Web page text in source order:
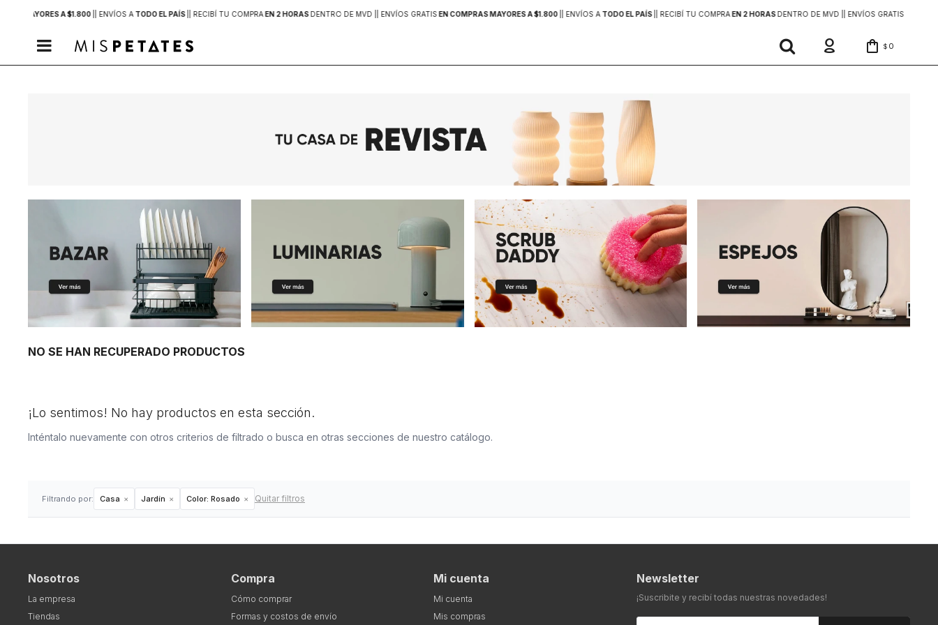
MAYORES A $1.800 | ENVÍOS A TODO EL PAÍS | RECIBÍ TU COMPRAEN 2 HORASDENTRO DE MVD | | ENVÍOS GRATISEN COMPRAS MAYORES A $1.800 | ENVÍOS A TODO EL PAÍS | RECIBÍ TU COMPRAEN 2 HORASDENTRO DE MVD | | ENVÍOS GRATIS
 $ 0
NO SE HAN RECUPERADO PRODUCTOS
¡Lo sentimos! No hay productos en esta sección.
Inténtalo nuevamente con otros criterios de filtrado o busca en otras secciones de nuestro catálogo.
Filtrando por: Casa Jardín Color: Rosado Quitar filtros
Nosotros
La empresa
Tiendas
Compra
Cómo comprar
Formas y costos de envío
Mi cuenta
Mi cuenta
Mis compras
Newsletter
¡Suscribite y recibí todas nuestras novedades!